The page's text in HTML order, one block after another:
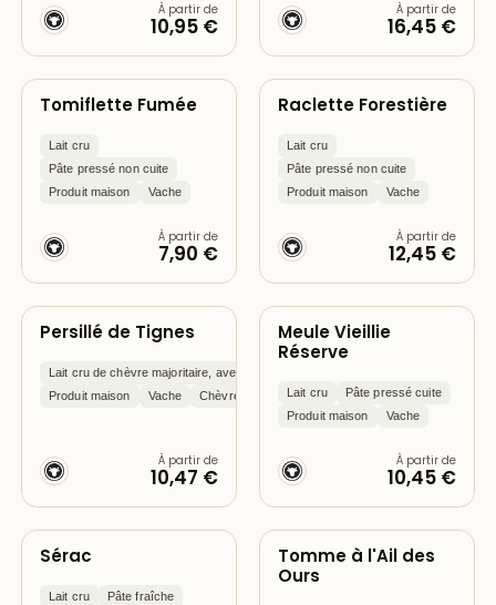
À partir de
10,95 €
À partir de
16,45 €
Tomiflette Fumée
Lait cru
Pâte pressé non cuite
Produit maison
Vache
À partir de
7,90 €
Raclette Forestière
Lait cru
Pâte pressé non cuite
Produit maison
Vache
À partir de
12,45 €
Persillé de Tignes
Lait cru de chèvre majoritaire, avec ajout de lait de vache
Produit maison
Vache Chèvre
À partir de
10,47 €
Meule Vieillie
Réserve
Lait cru
Pâte pressé cuite
Produit maison
Vache
À partir de
10,45 €
Sérac
Lait cru
Pâte fraîche
Tomme à l'Ail des
Ours